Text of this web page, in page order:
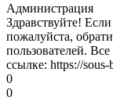
Администрация
Здравствуйте!
пожалуйста,
пользователей.
ссылке: https://
0
0